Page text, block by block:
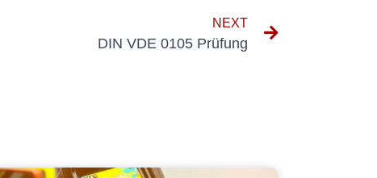
NEXT
DIN VDE 0105 Prüfung